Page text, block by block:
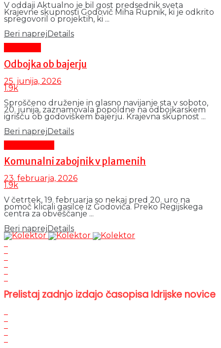
V oddaji Aktualno je bil gost predsednik sveta
Krajevne skupnosti Godovič Miha Rupnik, ki je odkrito
spregovoril o projektih, ki ...
Beri naprej Details
Odbojka ob bajerju
25. junija, 2026
1.9k
Sproščeno druženje in glasno navijanje sta v soboto,
20. junija, zaznamovala popoldne na odbojkarskem
igrišču ob godoviškem bajerju. Krajevna skupnost ...
Beri naprejDetails
Komunalni zabojnik v plamenih
23. februarja, 2026
1.9k
V četrtek, 19. februarja so nekaj pred 20. uro na
pomoč klicali gasilce iz Godoviča. Preko Regijskega
centra za obveščanje ...
Beri naprej Details
Prelistaj zadnjo izdajo časopisa Idrijske novice